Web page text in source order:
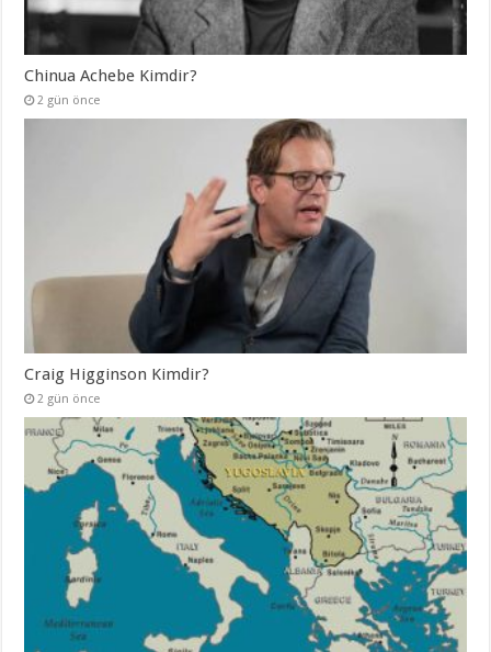
Chinua Achebe Kimdir?
2 gün önce
Craig Higginson Kimdir?
2 gün önce